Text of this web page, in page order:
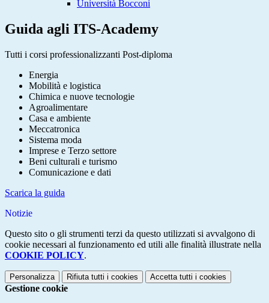
Università Bocconi
Guida agli ITS-Academy
Tutti i corsi professionalizzanti Post-diploma
Energia
Mobilità e logistica
Chimica e nuove tecnologie
Agroalimentare
Casa e ambiente
Meccatronica
Sistema moda
Imprese e Terzo settore
Beni culturali e turismo
Comunicazione e dati
Scarica la guida
Notizie
Questo sito o gli strumenti terzi da questo utilizzati si avvalgono di
cookie necessari al funzionamento ed utili alle finalità illustrate nella
COOKIE POLICY.
Personalizza Rifiuta tutti i cookies Accetta tutti i cookies
Gestione cookie